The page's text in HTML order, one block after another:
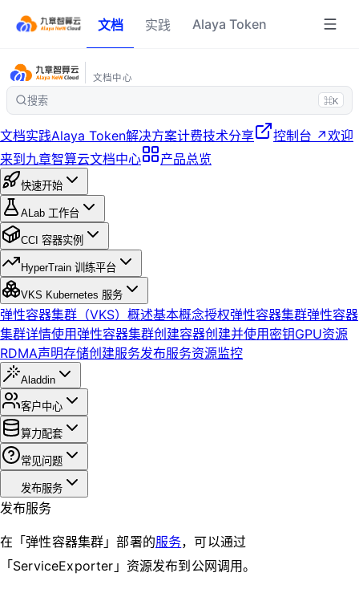
文档 实践 Alaya Token
文档中心
搜索 ⌘K
文档实践Alaya Token解决方案计费技术分享 控制台 ↗欢迎
来到九章智算云文档中心
产品总览
快速开始
ALab 工作台
CCI 容器实例
HyperTrain 训练平台
VKS Kubernetes 服务
弹性容器集群（VKS）概述基本概念授权弹性容器集群弹性容器
集群详情使用弹性容器集群创建容器创建并使用密钥GPU资源
RDMA声明存储创建服务发布服务资源监控
Aladdin
客户中心
算力配套
常见问题
发布服务
发布服务
在「弹性容器集群」部署的服务，可以通过
「ServiceExporter」资源发布到公网调用。